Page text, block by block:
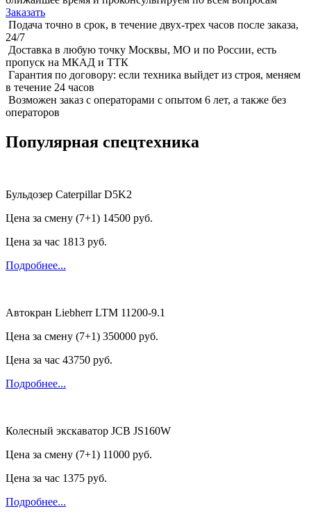
Заказать
Подача точно в срок, в течение двух-трех часов после заказа,
24/7
Доставка в любую точку Москвы, МО и по России, есть
пропуск на МКАД и ТТК
Гарантия по договору: если техника выйдет из строя, меняем
в течение 24 часов
Возможен заказ с операторами с опытом 6 лет, а также без
операторов
Популярная спецтехника
Бульдозер Caterpillar D5K2
Цена за смену (7+1) 14500 руб.
Цена за час 1813 руб.
Подробнее...
Автокран Liebherr LTM 11200-9.1
Цена за смену (7+1) 350000 руб.
Цена за час 43750 руб.
Подробнее...
Колесный экскаватор JCB JS160W
Цена за смену (7+1) 11000 руб.
Цена за час 1375 руб.
Подробнее...